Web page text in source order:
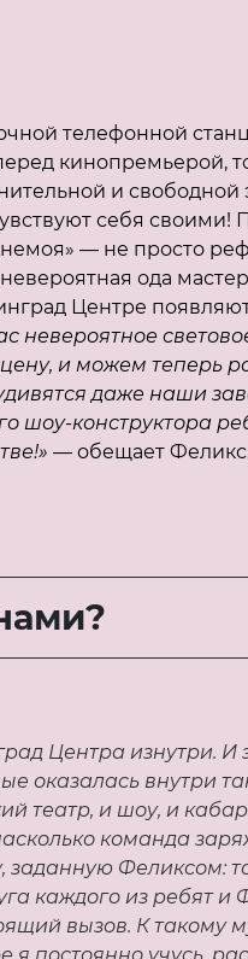
телефонной
кинопремьерой,
и свободной
себя своими!
— не просто
ода
Центре
невероятное
и можем теперь
даже наши
шоу-конструктора
— обещает
Центра изнутри. И
оказалась внутри
театр, и шоу, и
команда
Феликсом:
каждого из ребят
вызов. К
я постоянно учусь,